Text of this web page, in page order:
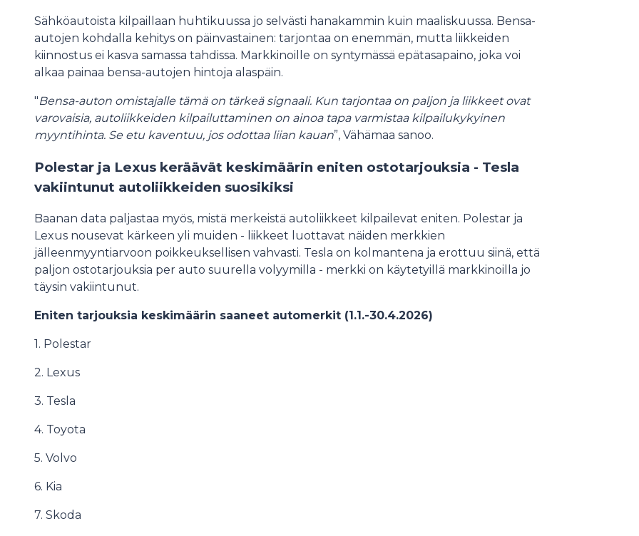
Sähköautoista kilpaillaan huhtikuussa jo selvästi hanakammin kuin maaliskuussa. Bensa-
autojen kohdalla kehitys on päinvastainen: tarjontaa on enemmän, mutta liikkeiden
kiinnostus ei kasva samassa tahdissa. Markkinoille on syntymässä epätasapaino, joka voi
alkaa painaa bensa-autojen hintoja alaspäin.
"Bensa-auton omistajalle tämä on tärkeä signaali. Kun tarjontaa on paljon ja liikkeet ovat
varovaisia, autoliikkeiden kilpailuttaminen on ainoa tapa varmistaa kilpailukykyinen
myyntihinta. Se etu kaventuu, jos odottaa liian kauan”, Vähämaa sanoo.
Polestar ja Lexus keräävät keskimäärin eniten ostotarjouksia - Tesla
vakiintunut autoliikkeiden suosikiksi
Baanan data paljastaa myös, mistä merkeistä autoliikkeet kilpailevat eniten. Polestar ja
Lexus nousevat kärkeen yli muiden - liikkeet luottavat näiden merkkien
jälleenmyyntiarvoon poikkeuksellisen vahvasti. Tesla on kolmantena ja erottuu siinä, että
paljon ostotarjouksia per auto suurella volyymilla - merkki on käytetyillä markkinoilla jo
täysin vakiintunut.
Eniten tarjouksia keskimäärin saaneet automerkit (1.1.-30.4.2026)
1. Polestar
2. Lexus
3. Tesla
4. Toyota
5. Volvo
6. Kia
7. Skoda